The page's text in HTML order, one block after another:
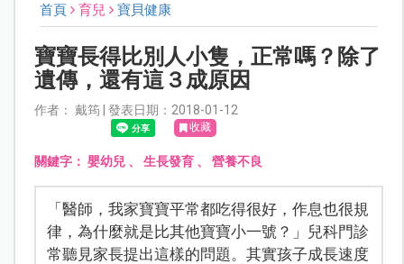
首頁 育兒 寶貝健康
寶寶長得比別人小隻，正常嗎？除了
遺傳，還有這３成原因
作者： 戴筠 | 發表日期：2018-01-12
收藏
關鍵字： 嬰幼兒、 生長發育、 營養不良
「醫師，我家寶寶平常都吃得很好，作息也很規
律，為什麼就是比其他寶寶小一號？」兒科門診
常聽見家長提出這樣的問題。其實孩子成長速度